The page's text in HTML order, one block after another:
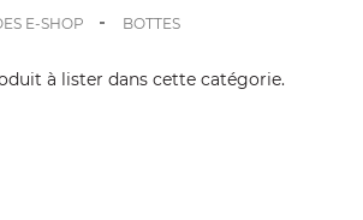
E-SHOP BOTTES
à lister dans cette catégorie.